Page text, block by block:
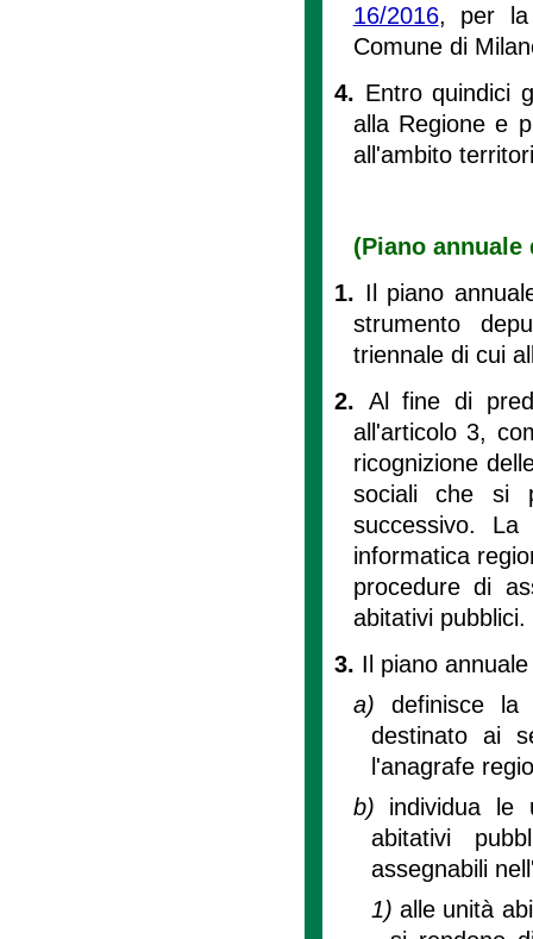
16/2016, per la
Comune di
4. Entro quindici
alla Regione e
all'ambito
(Piano
1. Il piano
strumento
triennale di cui
2. Al fine di
all'articolo 3,
ricognizione
sociali che si
successivo.
informatica
procedure di
abitativi pubblici.
3. Il piano
a) definisce la
destinato ai
l'anagrafe
b) individua le
abitativi
assegnabili
1)alle unità